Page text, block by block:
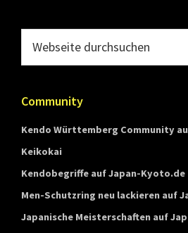
durchsuchen
Community
Kendo Württemberg Community
Keikokai
Kendobegriffe auf Japan-Kyoto.de
Men-Schutzring neu lackieren auf
Japanische Meisterschaften auf